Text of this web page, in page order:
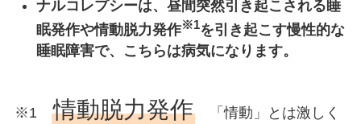
ナルコレプシーは、昼間突然引き起こされる睡
眠発作や情動脱力発作※1を引き起こす慢性的な
睡眠障害で、こちらは病気になります。
※1 情動脱力発作「情動」とは激しく